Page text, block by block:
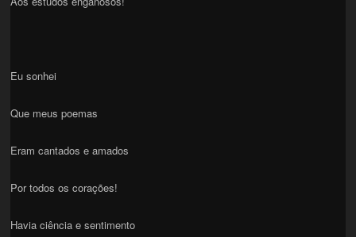
Eu sonhei
Que meus poemas
Eram cantados e amados
Por todos os corações!
Havia ciência e sentimento